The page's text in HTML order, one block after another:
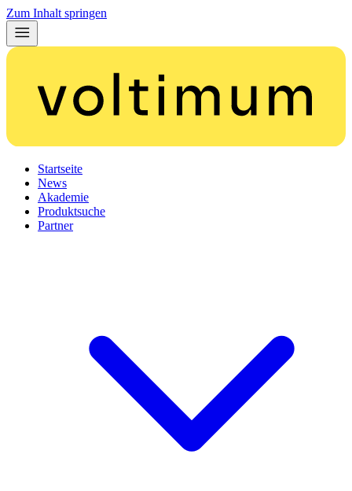
Zum Inhalt springen
Startseite
News
Akademie
Produktsuche
Partner